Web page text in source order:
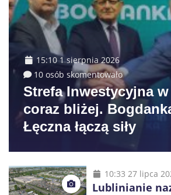
15:10 1 sierpnia 2026
10 osób skomentowało
Strefa Inwestycyjna
coraz bliżej.
Łęczna łączą siły
10:33 27 lipca
Lublinianie